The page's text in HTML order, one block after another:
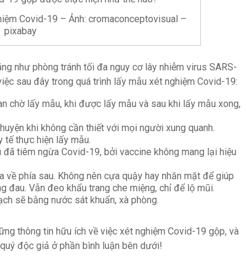
Covid-19 – Ảnh: cromaconceptovisual –
pixabay
như phòng tránh tối đa nguy cơ lây nhiễm virus SARS-
sau đây trong quá trình lấy mẫu xét nghiệm Covid-19:
chờ lấy mẫu, khi được lấy mẫu và sau khi lấy mẫu xong,
khi không cần thiết với mọi người xung quanh.
tế thực hiện lấy mẫu.
tiêm ngừa Covid-19, bởi vaccine không mang lại hiệu
phía sau. Không nên cựa quậy hay nhăn mặt để giúp
đau. Vẫn đeo khẩu trang che miệng, chỉ để lộ mũi.
sẽ bằng nước sát khuẩn, xà phòng.
thông tin hữu ích về việc xét nghiệm Covid-19 gộp, và
độc giả ở phần bình luận bên dưới!